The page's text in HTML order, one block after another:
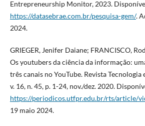
Entrepreneurship Monitor, 2023.
https://datasebrae.com.br/pesquisa-gem/.
2024.
GRIEGER, Jenifer Daiane; FRANCISCO,
Os youtubers da ciência da informação:
três canais no YouTube. Revista Tecnologia
v. 16, n. 45, p. 1-24, nov./dez. 2020.
https://periodicos.utfpr.edu.br/rts/article/
19 maio 2024.